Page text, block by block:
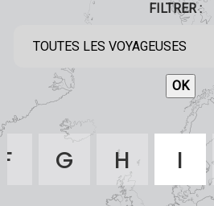
FILTRER :
F G H I